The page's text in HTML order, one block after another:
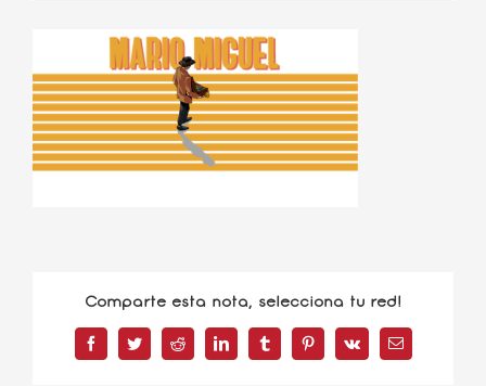
Comparte esta nota, selecciona tu red!
FacebookTwitterReddit LinkedInTumblrPinterest
Vk
Correo
electrónico